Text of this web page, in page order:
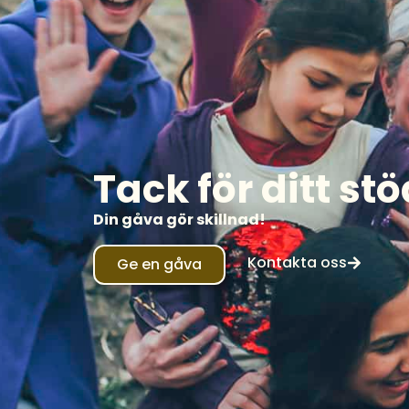
Tack för ditt
Din gåva gör skillnad!
Ge en gåva Kontakta oss